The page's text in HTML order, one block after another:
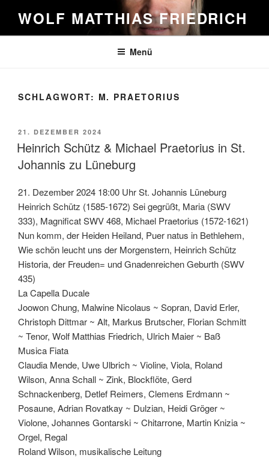
Inhalt
springen
WOLF MATTHIAS FRIEDRICH
Menü
SCHLAGWORT: M. PRAETORIUS
VERÖFFENTLICHT
AM
21. DEZEMBER 2024
Heinrich Schütz & Michael Praetorius in St.
Johannis zu Lüneburg
21. Dezember 2024 18:00 Uhr St. Johannis Lüneburg
Heinrich Schütz (1585-1672) Sei gegrüßt, Maria (SWV
333), Magnificat SWV 468, Michael Praetorius (1572-1621)
Nun komm, der Heiden Heiland, Puer natus in Bethlehem,
Wie schön leucht uns der Morgenstern, Heinrich Schütz
Historia, der Freuden= und Gnadenreichen Geburth (SWV
435)
La Capella Ducale
Joowon Chung, Malwine Nicolaus ~ Sopran, David Erler,
Christoph Dittmar ~ Alt, Markus Brutscher, Florian Schmitt
~ Tenor, Wolf Matthias Friedrich, Ulrich Maier ~ Baß
Musica Fiata
Claudia Mende, Uwe Ulbrich ~ Violine, Viola, Roland
Wilson, Anna Schall ~ Zink, Blockflöte, Gerd
Schnackenberg, Detlef Reimers, Clemens Erdmann ~
Posaune, Adrian Rovatkay ~ Dulzian, Heidi Gröger ~
Violone, Johannes Gontarski ~ Chitarrone, Martin Knizia ~
Orgel, Regal
Roland Wilson, musikalische Leitung